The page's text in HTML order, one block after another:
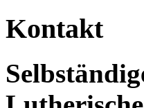
Kontakt